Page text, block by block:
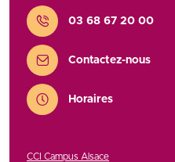
Contact
03 68 67 20 00
Contactez-nous
Horaires
CCI Campus Alsace